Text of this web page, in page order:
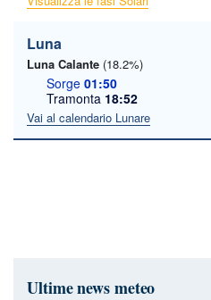
Luna
Luna Calante (18.2%)
Sorge 01:50
Tramonta 18:52
Vai al calendario Lunare
Ultime news meteo